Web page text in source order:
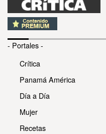
- Portales -
Crítica
Panamá América
Día a Día
Mujer
Recetas